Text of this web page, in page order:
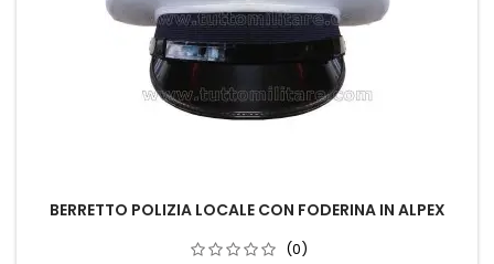
BERRETTO POLIZIA LOCALE CON FODERINA IN ALPEX
(0)